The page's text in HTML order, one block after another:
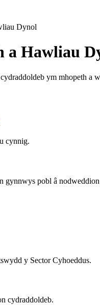
Dynol
a Hawliau
ym mhopeth
cynnig.
gynnwys pobl â
y Sector Cyhoeddus.
cydraddoldeb.